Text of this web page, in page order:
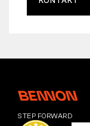
STEP FORWARD